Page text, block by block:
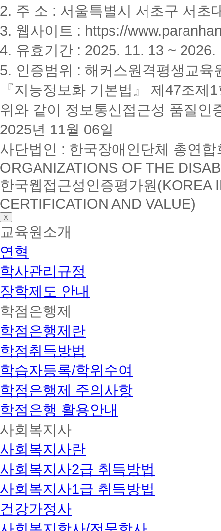
2. 주 소 : 서울특별시 서초구 서초
3. 웹사이트 : https://
4. 유효기간 : 2025. 11. 13 ~ 2026.
5. 인증범위 : 해커스원격평생교육
『지능정보화 기본법』 제47조
위와 같이 정보통신접근성 품질인
2025년 11월 06일
사단법인 : 한국장애인단체 총연
ORGANIZATIONS OF THE
한국웹접근성인증평가원(KOREA
CERTIFICATION AND VALUE)
X
교육원소개
연혁
학사관리규정
장학제도 안내
학점은행제
학점은행제란
학점취득방법
학습자등록/학위수여
학점은행제 주의사항
학점은행 활용안내
사회복지사
사회복지사란
사회복지사2급 취득방법
사회복지사1급 취득방법
건강가정사